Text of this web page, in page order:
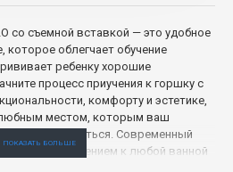
со съемной вставкой — это удобное
которое облегчает обучение
ребенку хорошие
процесс приучения к горшку с
комфорту и эстетике,
местом, которым ваш
пользоваться. Современный
дополнением к любой ванной